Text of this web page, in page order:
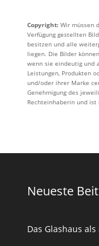
Copyright: Wir müssen
Verfügung gestellten
besitzen und alle
liegen. Die Bilder
wenn sie eindeutig und
Leistungen, Produkten
und/oder ihrer Marke
Genehmigung des
Rechteinhaberin und
Neueste
Das Glashaus